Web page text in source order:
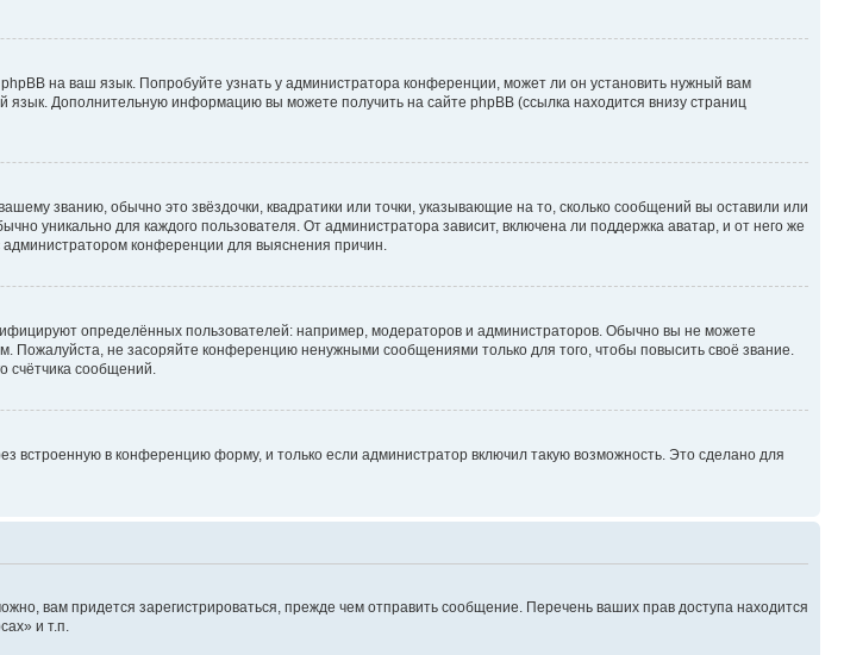
на ваш язык. Попробуйте узнать у администратора конференции, может ли он установить нужный вам
язык. Дополнительную информацию вы можете получить на сайте phpBB (ссылка находится внизу страниц
званию, обычно это звёздочки, квадратики или точки, указывающие на то, сколько сообщений вы оставили или
уникально для каждого пользователя. От администратора зависит, включена ли поддержка аватар, и от него же
конференции для выяснения причин.
определённых пользователей: например, модераторов и администраторов. Обычно вы не можете
не засоряйте конференцию ненужными сообщениями только для того, чтобы повысить своё звание.
сообщений.
встроенную в конференцию форму, и только если администратор включил такую возможность. Это сделано для
вам придется зарегистрироваться, прежде чем отправить сообщение. Перечень ваших прав доступа находится
и т.п.